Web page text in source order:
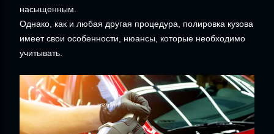
насыщенным.
Однако, как и любая другая процедура, полировка кузова
имеет свои особенности, нюансы, которые необходимо
учитывать.